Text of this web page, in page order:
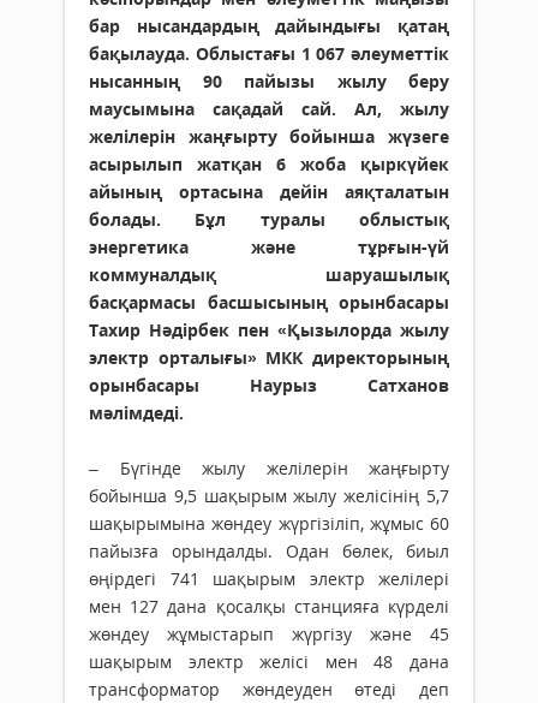
бар нысандардың дайындығы қатаң
бақылауда. Облыстағы 1 067 әлеуметтік
нысанның 90 пайызы жылу беру
маусымына сақадай сай. Ал, жылу
желілерін жаңғырту бойынша жүзеге
асырылып жатқан 6 жоба қыркүйек
айының ортасына дейін аяқталатын
болады. Бұл туралы облыстық
энергетика және тұрғын-үй
коммуналдық шаруашылық
басқармасы басшысының орынбасары
Тахир Нәдірбек пен «Қызылорда жылу
электр орталығы» МКК директорының
орынбасары Наурыз Сатханов
мәлімдеді.
– Бүгінде жылу желілерін жаңғырту
бойынша 9,5 шақырым жылу желісінің 5,7
шақырымына жөндеу жүргізіліп, жұмыс 60
пайызға орындалды. Одан бөлек, биыл
өңірдегі 741 шақырым электр желілері
мен 127 дана қосалқы станцияға күрделі
жөндеу жұмыстарып жүргізу және 45
шақырым электр желісі мен 48 дана
трансформатор жөндеуден өтеді деп